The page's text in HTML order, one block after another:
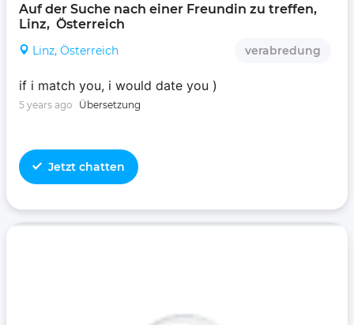
Auf der Suche nach einer Freundin zu treffen,
Linz,  Österreich
Linz, Österreich verabredung
if i match you, i would date you )
5 years ago Übersetzung
Jetzt chatten